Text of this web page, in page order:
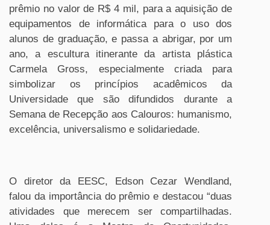
prêmio no valor de R$ 4 mil, para a aquisição de
equipamentos de informática para o uso dos
alunos de graduação, e passa a abrigar, por um
ano, a escultura itinerante da artista plástica
Carmela Gross, especialmente criada para
simbolizar os princípios acadêmicos da
Universidade que são difundidos durante a
Semana de Recepção aos Calouros: humanismo,
excelência, universalismo e solidariedade.
O diretor da EESC, Edson Cezar Wendland,
falou da importância do prêmio e destacou “duas
atividades que merecem ser compartilhadas.